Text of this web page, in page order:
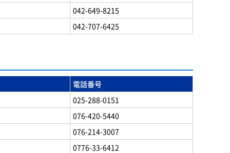
042-649-8215
042-707-6425
電話番号
025-288-0151
076-420-5440
076-214-3007
0776-33-6412